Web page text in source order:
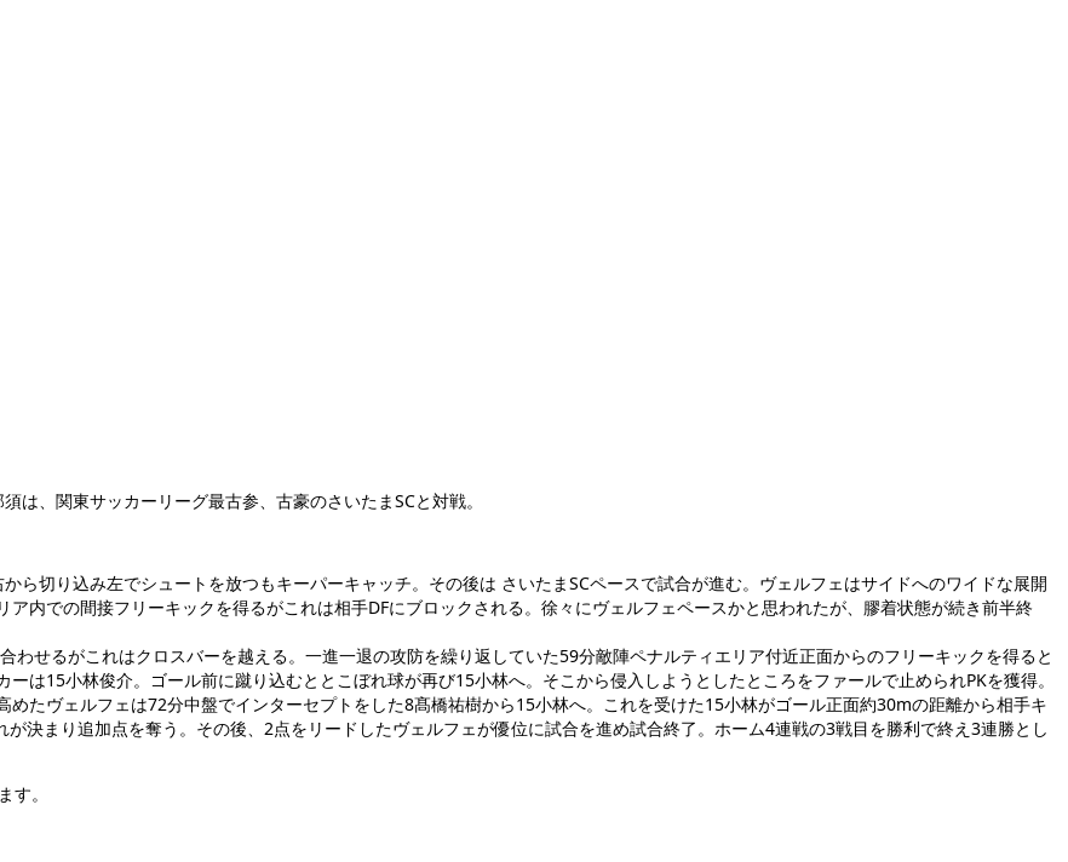
、関東サッカーリーグ最古参、古豪のさいたまSCと対戦。
ら切り込み左でシュートを放つもキーパーキャッチ。その後は さいたまSCペースで試合が進む。ヴェルフェはサイドへのワイドな展開
内での間接フリーキックを得るがこれは相手DFにブロックされる。徐々にヴェルフェペースかと思われたが、膠着状態が続き前半終
せるがこれはクロスバーを越える。一進一退の攻防を繰り返していた59分敵陣ペナルティエリア付近正面からのフリーキックを得ると
は15小林俊介。ゴール前に蹴り込むととこぼれ球が再び15小林へ。そこから侵入しようとしたところをファールで止められPKを獲得。
たヴェルフェは72分中盤でインターセプトをした8髙橋祐樹から15小林へ。これを受けた15小林がゴール正面約30mの距離から相手キ
決まり追加点を奪う。その後、2点をリードしたヴェルフェが優位に試合を進め試合終了。ホーム4連戦の3戦目を勝利で終え3連勝とし
。